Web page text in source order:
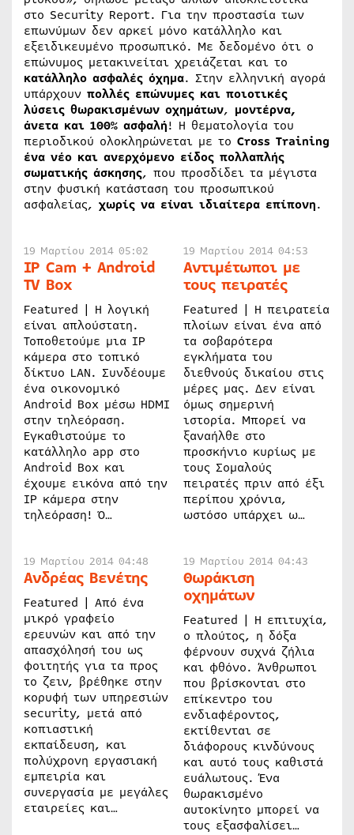
στο Security Report. Για την προστασία των
επωνύμων δεν αρκεί μόνο κατάλληλο και
εξειδικευμένο προσωπικό. Με δεδομένο ότι ο
επώνυμος μετακινείται χρειάζεται και το
κατάλληλο ασφαλές όχημα. Στην ελληνική αγορά
υπάρχουν πολλές επώνυμες και ποιοτικές
λύσεις θωρακισμένων οχημάτων, μοντέρνα,
άνετα και 100% ασφαλή! Η θεματολογία του
περιοδικού ολοκληρώνεται με το Cross Training
ένα νέο και ανερχόμενο είδος πολλαπλής
σωματικής άσκησης, που προσδίδει τα μέγιστα
στην φυσική κατάσταση του προσωπικού
ασφαλείας, χωρίς να είναι ιδιαίτερα επίπονη.
19 Μαρτίου 2014 05:02
IP Cam + Android
TV Box
Featured | Η λογική
είναι απλούστατη.
Τοποθετούμε μια IP
κάμερα στο τοπικό
δίκτυο LAN. Συνδέουμε
ένα οικονομικό
Android Box μέσω HDMI
στην τηλεόραση.
Εγκαθιστούμε το
κατάλληλο app στο
Android Box και
έχουμε εικόνα από την
IP κάμερα στην
τηλεόραση! Ό…
19 Μαρτίου 2014 04:53
Αντιμέτωποι με
τους πειρατές
Featured | Η πειρατεία
πλοίων είναι ένα από
τα σοβαρότερα
εγκλήματα του
διεθνούς δικαίου στις
μέρες μας. Δεν είναι
όμως σημερινή
ιστορία. Μπορεί να
ξαναήλθε στο
προσκήνιο κυρίως με
τους Σομαλούς
πειρατές πριν από έξι
περίπου χρόνια,
ωστόσο υπάρχει ω…
19 Μαρτίου 2014 04:48
Ανδρέας Βενέτης
Featured | Από ένα
μικρό γραφείο
ερευνών και από την
απασχόλησή του ως
φοιτητής για τα προς
το ζειν, βρέθηκε στην
κορυφή των υπηρεσιών
security, μετά από
κοπιαστική
εκπαίδευση, και
πολύχρονη εργασιακή
εμπειρία και
συνεργασία με μεγάλες
εταιρείες και…
19 Μαρτίου 2014 04:43
Θωράκιση
οχημάτων
Featured | Η επιτυχία,
ο πλούτος, η δόξα
φέρνουν συχνά ζήλια
και φθόνο. Άνθρωποι
που βρίσκονται στο
επίκεντρο του
ενδιαφέροντος,
εκτίθενται σε
διάφορους κινδύνους
και αυτό τους καθιστά
ευάλωτους. Ένα
θωρακισμένο
αυτοκίνητο μπορεί να
τους εξασφαλίσει…